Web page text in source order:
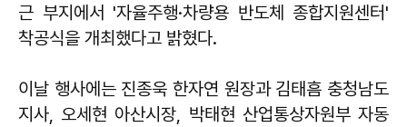
근 부지에서 '자율주행·차량용 반도체 종합지원센터'
착공식을 개최했다고 밝혔다.
이날 행사에는 진종욱 한자연 원장과 김태흠 충청남도
지사, 오세현 아산시장, 박태현 산업통상자원부 자동